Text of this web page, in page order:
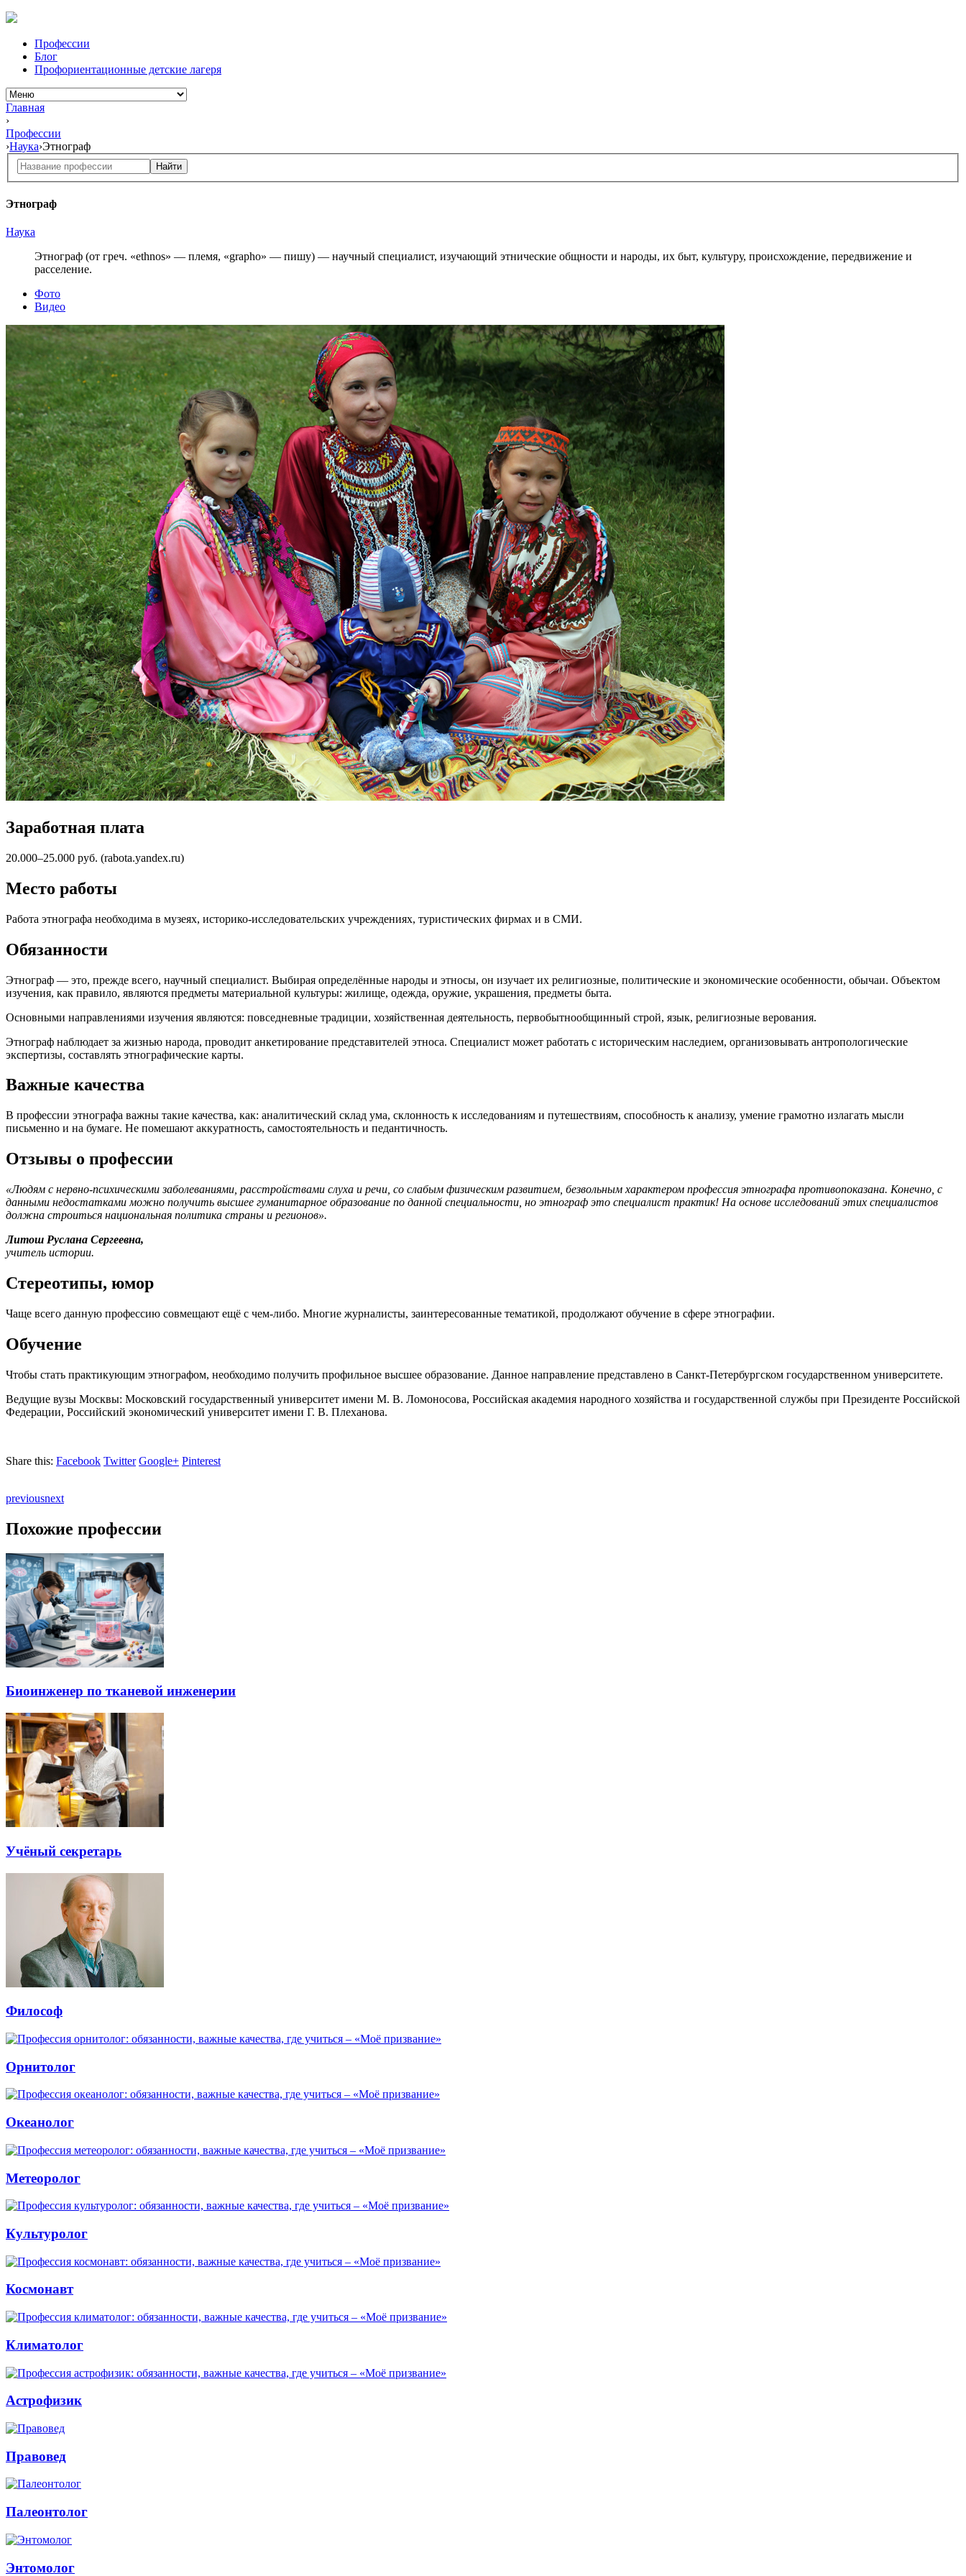
Профессии
Блог
Профориентационные детские лагеря
Главная
›
Профессии
›Наука›Этнограф
Найти
Этнограф
Наука
Этнограф (от греч. «ethnos» — племя, «grapho» — пишу) — научный специалист, изучающий этнические общности и народы, их быт, культуру, происхождение, передвижение и
расселение.
Фото
Видео
Заработная плата
20.000–25.000 руб. (rabota.yandex.ru)
Место работы
Работа этнографа необходима в музеях, историко-исследовательских учреждениях, туристических фирмах и в СМИ.
Обязанности
Этнограф — это, прежде всего, научный специалист. Выбирая определённые народы и этносы, он изучает их религиозные, политические и экономические особенности, обычаи. Объектом
изучения, как правило, являются предметы материальной культуры: жилище, одежда, оружие, украшения, предметы быта.
Основными направлениями изучения являются: повседневные традиции, хозяйственная деятельность, первобытнообщинный строй, язык, религиозные верования.
Этнограф наблюдает за жизнью народа, проводит анкетирование представителей этноса. Специалист может работать с историческим наследием, организовывать антропологические
экспертизы, составлять этнографические карты.
Важные качества
В профессии этнографа важны такие качества, как: аналитический склад ума, склонность к исследованиям и путешествиям, способность к анализу, умение грамотно излагать мысли
письменно и на бумаге. Не помешают аккуратность, самостоятельность и педантичность.
Отзывы о профессии
«Людям с нервно-психическими заболеваниями, расстройствами слуха и речи, со слабым физическим развитием, безвольным характером профессия этнографа противопоказана. Конечно, с
данными недостатками можно получить высшее гуманитарное образование по данной специальности, но этнограф это специалист практик! На основе исследований этих специалистов
должна строиться национальная политика страны и регионов».
Литош Руслана Сергеевна,
учитель истории.
Стереотипы, юмор
Чаще всего данную профессию совмещают ещё с чем-либо. Многие журналисты, заинтересованные тематикой, продолжают обучение в сфере этнографии.
Обучение
Чтобы стать практикующим этнографом, необходимо получить профильное высшее образование. Данное направление представлено в Санкт-Петербургском государственном университете.
Ведущие вузы Москвы: Московский государственный университет имени М. В. Ломоносова, Российская академия народного хозяйства и государственной службы при Президенте Российской
Федерации, Российский экономический университет имени Г. В. Плеханова.
Share this: Facebook Twitter Google+ Pinterest
previousnext
Похожие профессии
Биоинженер по тканевой инженерии
Учёный секретарь
Философ
Орнитолог
Океанолог
Метеоролог
Культуролог
Космонавт
Климатолог
Астрофизик
Правовед
Палеонтолог
Энтомолог